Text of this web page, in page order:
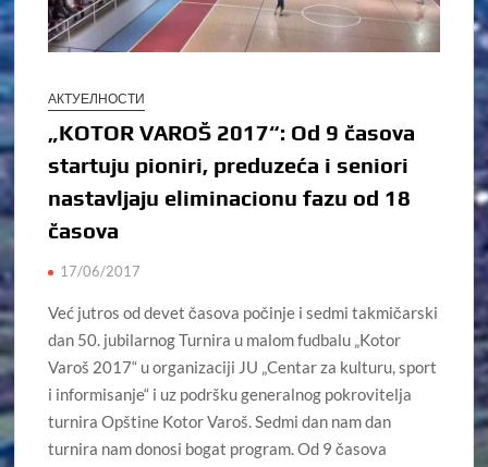
АКТУЕЛНОСТИ
„KOTOR VAROŠ 2017“: Od 9 časova
startuju pioniri, preduzeća i seniori
nastavljaju eliminacionu fazu od 18
časova
17/06/2017
Već jutros od devet časova počinje i sedmi takmičarski
dan 50. jubilarnog Turnira u malom fudbalu „Kotor
Varoš 2017“ u organizaciji JU „Centar za kulturu, sport
i informisanje“ i uz podršku generalnog pokrovitelja
turnira Opštine Kotor Varoš. Sedmi dan nam dan
turnira nam donosi bogat program. Od 9 časova